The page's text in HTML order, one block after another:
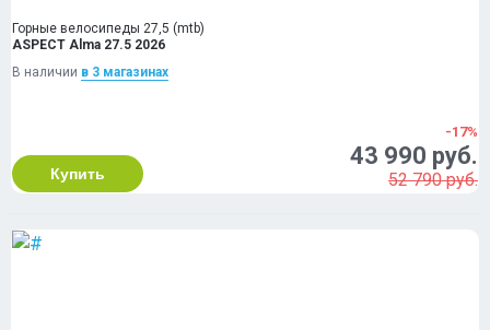
Горные велосипеды 27,5 (mtb)
ASPECT Alma 27.5 2026
В наличии в 3 магазинах
Купить
-17%
43 990 руб.
52 790 руб.